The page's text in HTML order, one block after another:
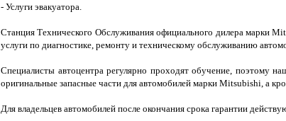
- Услуги эвакуатора.
Станция Технического Обслуживания официального дилера марки
услуги по диагностике, ремонту и техническому обслуживанию
Специалисты автоцентра регулярно проходят обучение, поэтому
оригинальные запасные части для автомобилей марки Mitsubishi, а
Для владельцев автомобилей после окончания срока гарантии